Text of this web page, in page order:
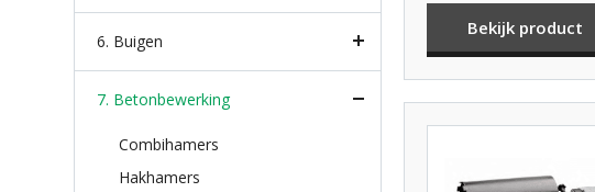
Bekijk product
6. Buigen
7. Betonbewerking
Combihamers
Hakhamers